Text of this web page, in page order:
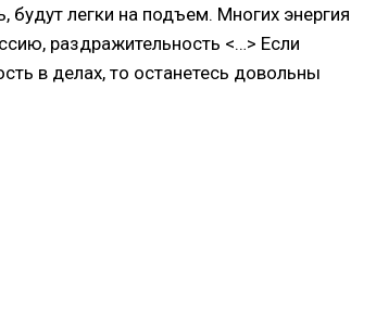
будут легки на подъем. Многих энергия
раздражительность <…> Если
в делах, то останетесь довольны